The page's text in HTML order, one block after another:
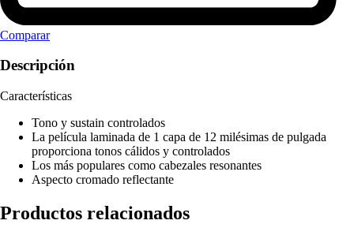
Comparar
Descripción
Características
Tono y sustain controlados
La película laminada de 1 capa de 12 milésimas de pulgada
proporciona tonos cálidos y controlados
Los más populares como cabezales resonantes
Aspecto cromado reflectante
Productos relacionados